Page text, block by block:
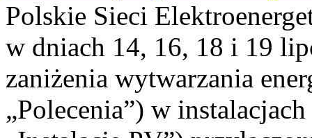
Polskie Sieci
w dniach 14, 16, 18 i 19
zaniżenia wytwarzania
„Polecenia”) w